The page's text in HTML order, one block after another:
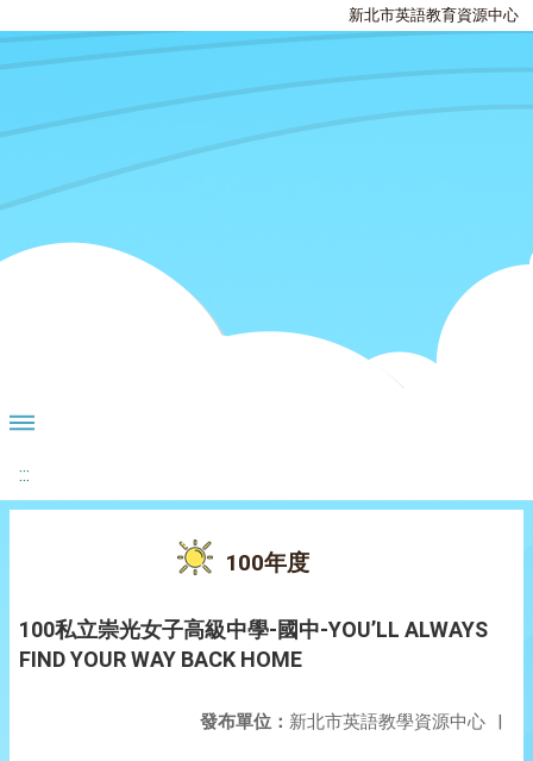
新北市英語教育資源中心
:::
100年度
100私立崇光女子高級中學-國中-YOU’LL ALWAYS
FIND YOUR WAY BACK HOME
發布單位： 新北市英語教學資源中心 |